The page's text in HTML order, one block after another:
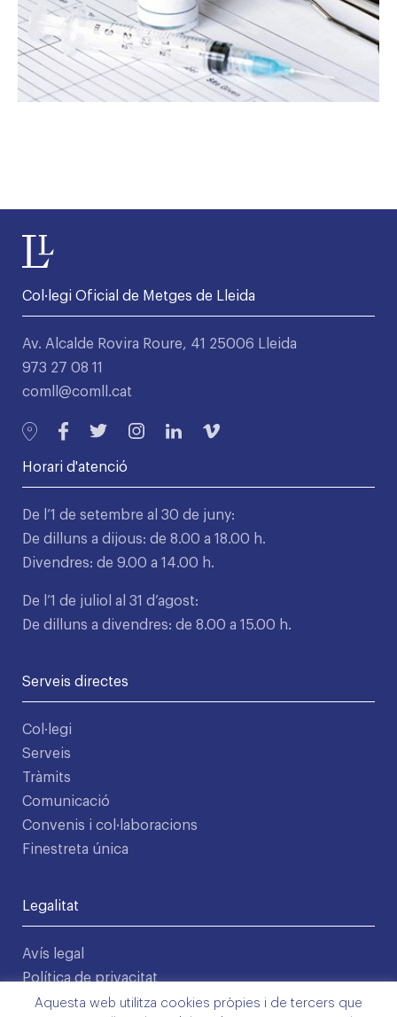
Col·legi Oficial de Metges de Lleida
Av. Alcalde Rovira Roure, 41 25006 Lleida
973 27 08 11
comll@comll.cat
Horari d'atenció
De l’1 de setembre al 30 de juny:
De dilluns a dijous: de 8.00 a 18.00 h.
Divendres: de 9.00 a 14.00 h.
De l’1 de juliol al 31 d’agost:
De dilluns a divendres: de 8.00 a 15.00 h.
Serveis directes
Col·legi
Serveis
Tràmits
Comunicació
Convenis i col·laboracions
Finestreta única
Legalitat
Avís legal
Política de privacitat
Condicions d'ús
Aquesta web utilitza cookies pròpies i de tercers que